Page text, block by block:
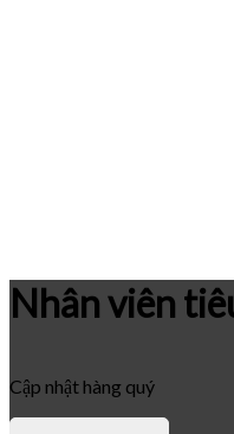
Nhân viên
Cập nhật hàng quý